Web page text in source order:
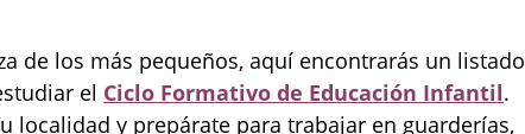
de los más pequeños, aquí encontrarás un listado
el Ciclo Formativo de Educación Infantil.
localidad y prepárate para trabajar en guarderías,